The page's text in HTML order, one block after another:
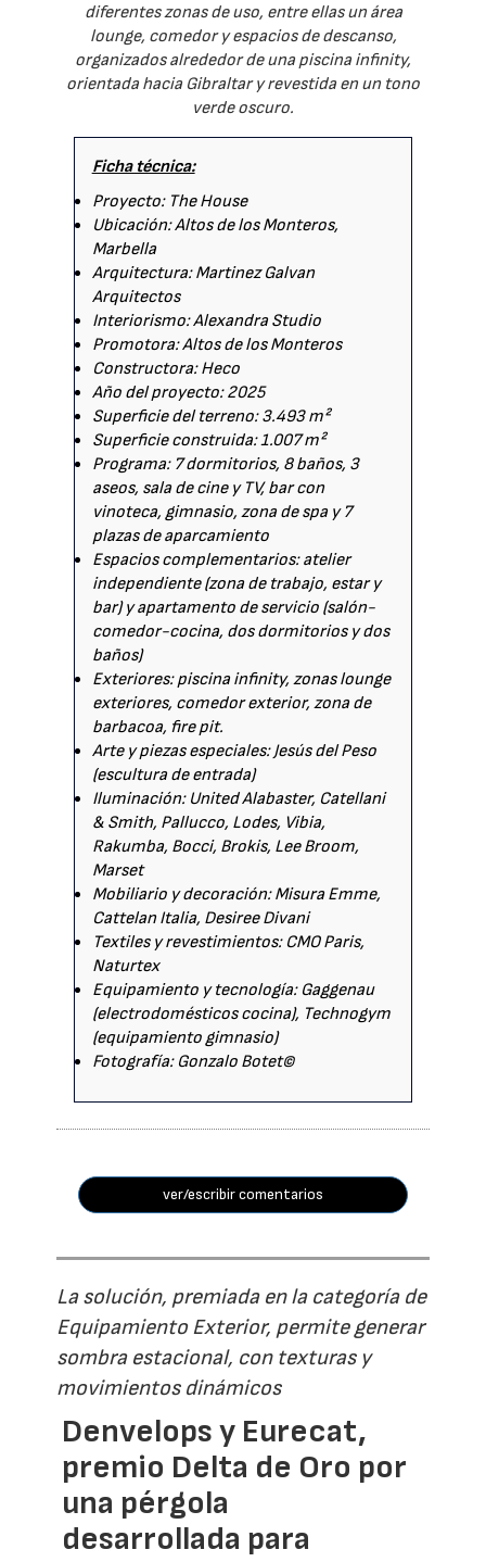
diferentes zonas de uso, entre ellas un área
lounge, comedor y espacios de descanso,
organizados alrededor de una piscina infinity,
orientada hacia Gibraltar y revestida en un tono
verde oscuro.
Ficha técnica:
Proyecto: The House
Ubicación: Altos de los Monteros,
Marbella
Arquitectura: Martinez Galvan
Arquitectos
Interiorismo: Alexandra Studio
Promotora: Altos de los Monteros
Constructora: Heco
Año del proyecto: 2025
Superficie del terreno: 3.493 m²
Superficie construida: 1.007 m²
Programa: 7 dormitorios, 8 baños, 3
aseos, sala de cine y TV, bar con
vinoteca, gimnasio, zona de spa y 7
plazas de aparcamiento
Espacios complementarios: atelier
independiente (zona de trabajo, estar y
bar) y apartamento de servicio (salón-
comedor-cocina, dos dormitorios y dos
baños)
Exteriores: piscina infinity, zonas lounge
exteriores, comedor exterior, zona de
barbacoa, fire pit.
Arte y piezas especiales: Jesús del Peso
(escultura de entrada)
Iluminación: United Alabaster, Catellani
& Smith, Pallucco, Lodes, Vibia,
Rakumba, Bocci, Brokis, Lee Broom,
Marset
Mobiliario y decoración: Misura Emme,
Cattelan Italia, Desiree Divani
Textiles y revestimientos: CMO Paris,
Naturtex
Equipamiento y tecnología: Gaggenau
(electrodomésticos cocina), Technogym
(equipamiento gimnasio)
Fotografía: Gonzalo Botet©
ver/escribir comentarios
La solución, premiada en la categoría de
Equipamiento Exterior, permite generar
sombra estacional, con texturas y
movimientos dinámicos
Denvelops y Eurecat,
premio Delta de Oro por
una pérgola
desarrollada para